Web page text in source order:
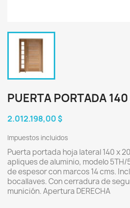
PUERTA PORTADA
2.012.198,00 $
Impuestos incluidos
Puerta portada hoja lateral 140 x
apliques de aluminio, modelo 5TH/
de espesor con marcos 14 cms.
bocallaves. Con cerradura de
munición. Apertura DERECHA